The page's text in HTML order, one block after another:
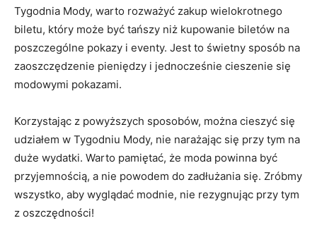
Tygodnia ‌Mody, warto rozważyć zakup wielokrotnego
biletu, który może być tańszy ​niż kupowanie ⁤biletów na
poszczególne pokazy i eventy. Jest to świetny sposób na
zaoszczędzenie ⁣pieniędzy i jednocześnie ‍cieszenie się
modowymi pokazami.
Korzystając⁢ z powyższych⁢ sposobów, można ⁤cieszyć się
udziałem w Tygodniu Mody, nie narażając się przy tym na
⁢duże wydatki. Warto ‌pamiętać,‌ że moda powinna​ być
przyjemnością, a nie powodem do⁤ zadłużania się. Zróbmy
⁤wszystko, aby wyglądać modnie, nie rezygnując przy tym
z oszczędności!